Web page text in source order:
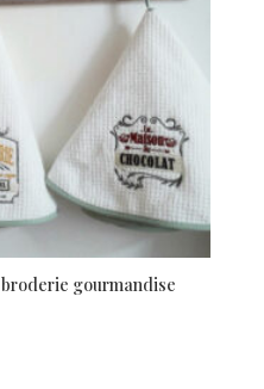
gourmandise